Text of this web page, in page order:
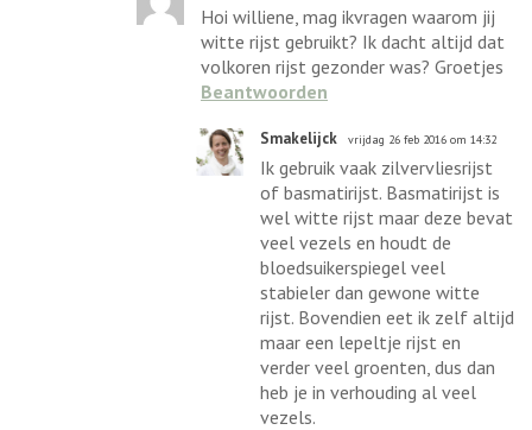
Hoi williene, mag ikvragen waarom jij
witte rijst gebruikt? Ik dacht altijd dat
volkoren rijst gezonder was? Groetjes
Beantwoorden
Smakelijck vrijdag 26 feb 2016 om 14:32
Ik gebruik vaak zilvervliesrijst
of basmatirijst. Basmatirijst is
wel witte rijst maar deze bevat
veel vezels en houdt de
bloedsuikerspiegel veel
stabieler dan gewone witte
rijst. Bovendien eet ik zelf altijd
maar een lepeltje rijst en
verder veel groenten, dus dan
heb je in verhouding al veel
vezels.